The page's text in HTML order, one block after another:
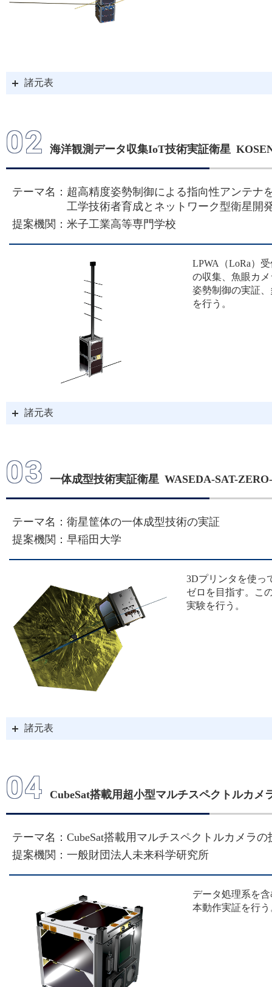
諸元表
02 海洋観測データ収集IoT技術実証衛星
テーマ名：超高精度姿勢制御による指向性アンテナ
工学技術者育成とネットワーク型衛星開
提案機関：米子工業高等専門学校
LPWA（LoRa）
の収集、魚眼カ
姿勢制御の実証
を行う。
諸元表
03 一体成型技術実証衛星 WASEDA-SAT-
テーマ名：衛星筐体の一体成型技術の実証
提案機関：早稲田大学
3Dプリンタを使っ
ゼロを目指す。こ
実験を行う。
諸元表
04 CubeSat搭載用超小型マルチスペクトルカメ
テーマ名：CubeSat搭載用マルチスペクトルカメラの
提案機関：一般財団法人未来科学研究所
データ処理系を
本動作実証を行う